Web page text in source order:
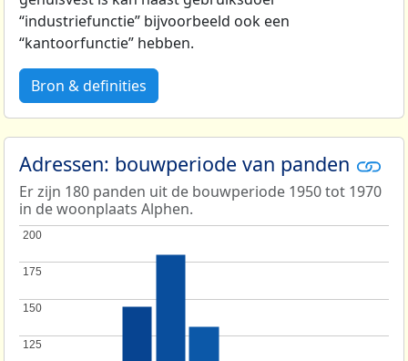
“industriefunctie” bijvoorbeeld ook een
“kantoorfunctie” hebben.
Bron & definities
Adressen: bouwperiode van panden
Er zijn 180 panden uit de bouwperiode 1950 tot 1970
in de woonplaats Alphen.
125
125
150
150
175
175
200
200